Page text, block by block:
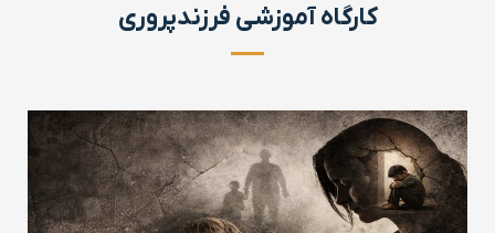
کارگاه آموزشی فرزندپروری